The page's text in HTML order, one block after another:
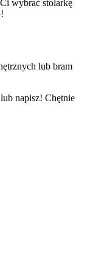
wybrać stolarkę
lub bram
napisz! Chętnie